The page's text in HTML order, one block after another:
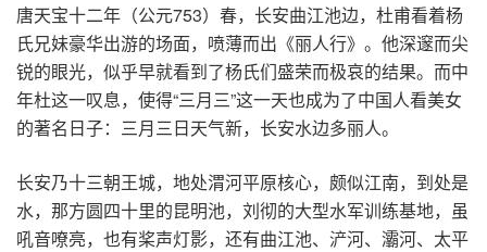
唐天宝十二年（公元753）春，长安曲江池边，杜甫看着杨
氏兄妹豪华出游的场面，喷薄而出《丽人行》。他深邃而尖
锐的眼光，似乎早就看到了杨氏们盛荣而极哀的结果。而中
年杜这一叹息，使得“三月三”这一天也成为了中国人看美女
的著名日子：三月三日天气新，长安水边多丽人。
长安乃十三朝王城，地处渭河平原核心，颇似江南，到处是
水，那方圆四十里的昆明池，刘彻的大型水军训练基地，虽
吼音嘹亮，也有桨声灯影，还有曲江池、浐河、灞河、太平